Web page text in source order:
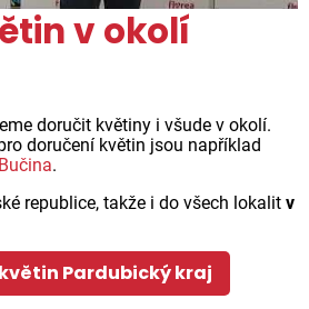
v okolí
doručit květiny i všude v okolí.
doručení květin jsou například
Bučina.
republice, takže i do všech lokalit v
Pardubický kraj